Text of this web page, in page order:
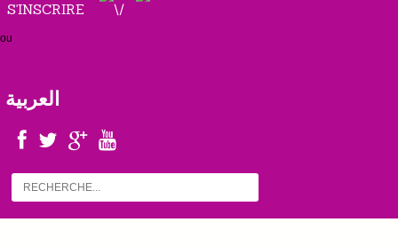
S'INSCRIRE
ou
العربية